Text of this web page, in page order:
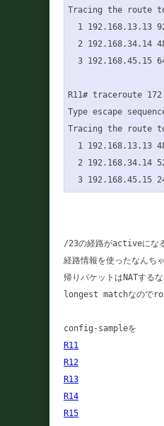
Tracing the route
1 192.168.13.13
2 192.168.34.14
3 192.168.45.15
R11# traceroute
Type escape
Tracing the route
1 192.168.13.13
2 192.168.34.14
/23の経路がactiveになる
経路情報を使ったなんち
帰りパケットはNATする
longest matchなので
R11
R12
R13
R14
R15